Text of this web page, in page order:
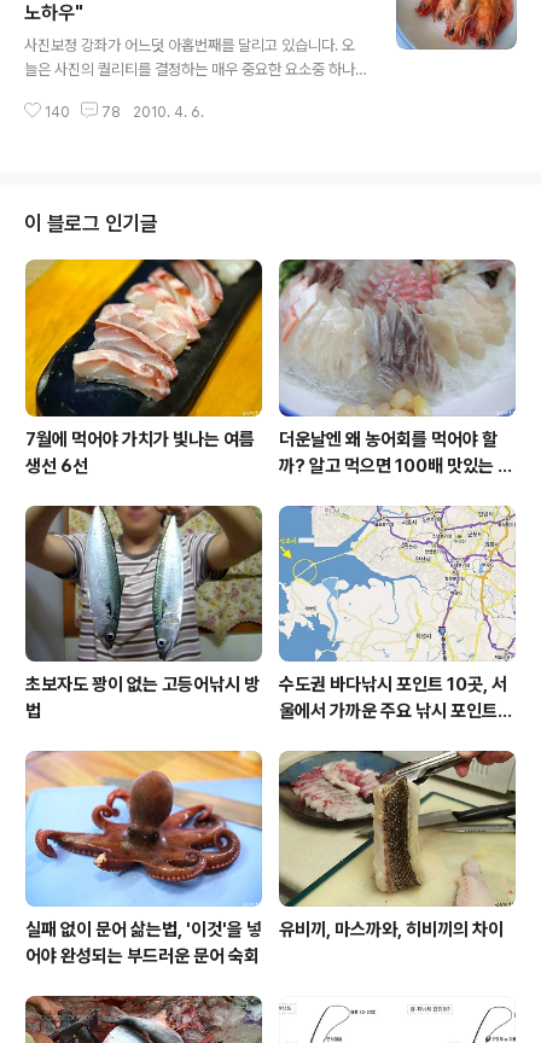
라면 모두 해당이 됩니다. 우리가 사진을 찍을땐 구도를 잡
고 촬영을 하지만 집으로 가져와 사진의 구도가 맘에 안들
땐 크롭을 이용해서 피사체를 강조하거나 불필요한 부분을
어떻게 하느냐에 따라 사진의 느낌이 매우 다르답니다. 특
노하우"
사진보정 강좌가 어느덧 아홉번째를 달리고 있습니다. 오
늘은 사진의 퀄리티를 결정하는 매우 중요한 요소중 하나
니다. 이것은 비단 똑딱이 뿐 아니라 DSLR 카메라도 어두
이즈 작렬이라..) 한반 노이즈가 잡히게 되면 100% 노이즈
를 잡는건 사실상 불가능하지만 어느정도선 까지는 잡을
수 있는게 노이즈랍니다. 우선 사진을 보면서 설명드릴께
요 어느정도 보정이 된 사진이지만 그림자진 접시 부분을
자세히 보면 자글자글하니 뭔가 지저분해 보인다는걸 알
수 있을겁니다. 이것을 확대해보면 자글자..
140 78 2010. 4. 6.
이 블로그 인기글
7월에 먹어야 가치가 빛나는 여름
생선 6선
더운날엔 왜 농어회를 먹어야 할
까? 알고 먹으면 100배 맛있는 농
초보자도 꽝이 없는 고등어낚시 방
법
수도권 바다낚시 포인트 10곳, 서
울에서 가까운 주요 낚시 포인트
실패 없이 문어 삶는법, '이것'을 넣
어야 완성되는 부드러운 문어 숙회
유비끼, 마스까와, 히비끼의 차이